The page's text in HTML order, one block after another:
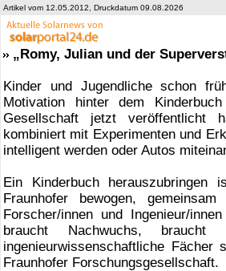
Artikel vom 12.05.2012, Druckdatum 09.08.2026
„Romy, Julian und der
Kinder und Jugendliche schon
Motivation hinter dem
Gesellschaft jetzt veröffentlicht
kombiniert mit Experimenten und
intelligent werden oder Autos
Ein Kinderbuch herauszubringen
Fraunhofer bewogen,
Forscher/innen und Ingenieur/
braucht Nachwuchs,
ingenieurwissenschaftliche
Fraunhofer Forschungsgesellschaft.